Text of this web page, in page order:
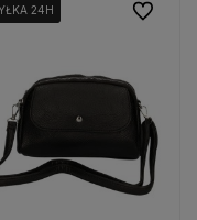
24H
24H
24H Do